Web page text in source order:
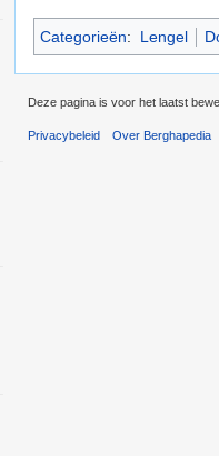
Categorieën: Lengel
Deze pagina is voor het laatst
Privacybeleid Over Berghapedia